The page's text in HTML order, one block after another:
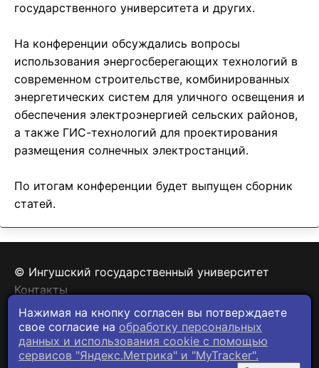
государственного университета и других.
На конференции обсуждались вопросы
использования энергосберегающих технологий в
современном строительстве, комбинированных
энергетических систем для уличного освещения и
обеспечения электроэнергией сельских районов,
а также ГИС-технологий для проектирования
размещения солнечных электростанций.
По итогам конференции будет выпущен сборник
статей.
© Ингушский государственный университет
Контакты
Политика конфиденциальности
Нажимая на кнопку согласен вы потверждаете
свое согласие на обработку персональных
данных и использования cookie c помощью
сервисов "Яндекс.Метрика" и "MyTracker".